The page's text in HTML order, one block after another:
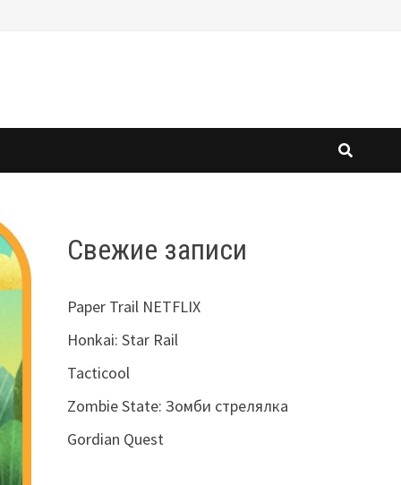
Свежие записи
Paper Trail NETFLIX
Honkai: Star Rail
Tacticool
Zombie State: Зомби стрелялка
Gordian Quest